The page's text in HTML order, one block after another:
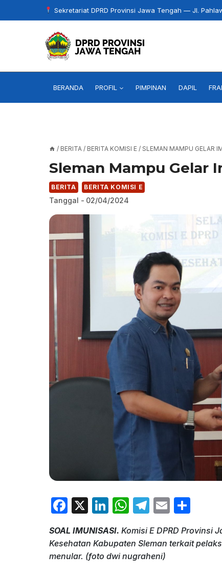
to
Sekretariat DPRD Provinsi Jawa Tengah — Jl.
BERANDA PROFIL PIMPINAN DAPIL
/ BERITA / BERITA KOMISI E / SLEMAN MAMPU GELAR
Sleman Mampu Gelar
BERITA BERITA KOMISI E
Tanggal - 02/04/2024
F
c
e
X
Li
k
e
W
at
s
T
e
gr
E
ai ar
e
SOAL IMUNISASI. Komisi E DPRD Provinsi
Kesehatan Kabupaten Sleman terkait
menular. (foto dwi nugraheni)